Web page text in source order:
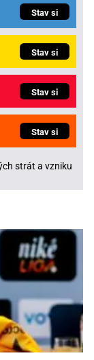
Stav si
Stav si
Stav si
Stav si
strát a vzniku